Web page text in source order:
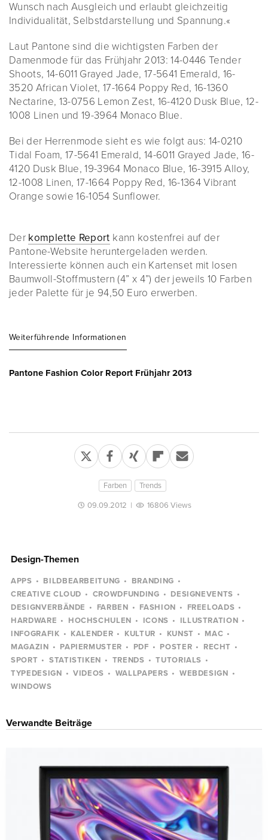
Wunsch nach Ausgleich und erlaubt gleichzeitig
Individualität, Selbstdarstellung und Spannung.«
Laut Pantone sind die wichtigsten Farben der
Damenmode für das Frühjahr 2013: 14-0446 Tender
Shoots, 14-6011 Grayed Jade, 17-5641 Emerald, 16-
3520 African Violet, 17-1664 Poppy Red, 16-1360
Nectarine, 13-0756 Lemon Zest, 16-4120 Dusk Blue, 12-
1008 Linen und 19-3964 Monaco Blue.
Bei der Herrenmode sieht es wie folgt aus: 14-0210
Tidal Foam, 17-5641 Emerald, 14-6011 Grayed Jade, 16-
4120 Dusk Blue, 19-3964 Monaco Blue, 16-3915 Alloy,
12-1008 Linen, 17-1664 Poppy Red, 16-1364 Vibrant
Orange sowie 16-1054 Sunflower.
Der komplette Report kann kostenfrei auf der
Pantone-Website heruntergeladen werden.
Interessierte können auch ein Kartenset mit losen
Baumwoll-Stoffmustern (4” x 4”) der jeweils 10 Farben
jeder Palette für je 94,50 Euro erwerben.
Weiterführende Informationen
Pantone Fashion Color Report Frühjahr 2013
Farben Trends
09.09.2012 | 16806 Views
Design-Themen
APPS BILDBEARBEITUNG
BRANDING
CREATIVE CLOUD
CROWDFUNDING
DESIGNEVENTS
DESIGNVERBÄNDE
FARBEN FASHION
FREELOADS
HARDWARE
HOCHSCHULEN ICONS
ILLUSTRATION
INFOGRAFIK
KALENDER KULTUR KUNST
MAC
MAGAZIN
PAPIERMUSTER PDF POSTER
RECHT
SPORT
STATISTIKEN TRENDS
TUTORIALS
TYPEDESIGN
VIDEOS WALLPAPERS
WEBDESIGN
WINDOWS
Verwandte Beiträge